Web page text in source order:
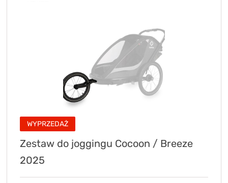
WYPRZEDAŻ
Zestaw do joggingu Cocoon / Breeze
2025